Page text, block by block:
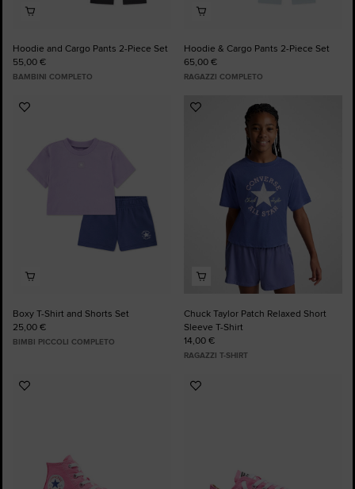
Hoodie and Cargo Pants 2-Piece Set
55,00 €
BAMBINI COMPLETO
Hoodie & Cargo Pants 2-Piece Set
65,00 €
RAGAZZI COMPLETO
Aggiungi
preferiti
Boxy T-Shirt and Shorts Set
25,00 €
BIMBI PICCOLI COMPLETO
Aggiungi
Chuck Taylor Patch Relaxed Short
Sleeve T-Shirt
14,00 €
RAGAZZI T-SHIRT
Aggiungi
Aggiungi